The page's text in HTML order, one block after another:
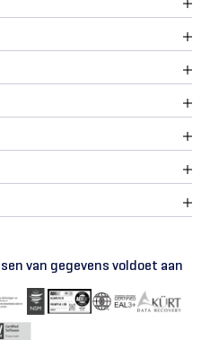
van gegevens voldoet aan